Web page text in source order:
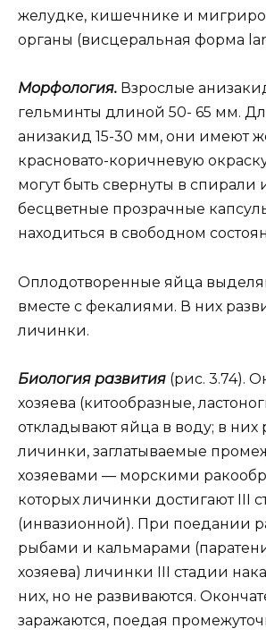
желудке, кишечнике и
органы (висцеральная форма
Морфология. Взрослые
гельминты длиной 50- 65 мм.
анизакид 15-30 мм, они имеют
красновато-коричневую
могут быть свернуты в спирали
бесцветные прозрачные
находиться в свободном
Оплодотворенные яйца
вместе с фекалиями. В них
личинки.
Биология развития (рис. 3.74).
хозяева (китообразные,
откладывают яйца в воду; в них
личинки, заглатываемые
хозяевами — морскими
которых личинки достигают III
(инвазионной). При поедании
рыбами и кальмарами
хозяева) личинки III стадии
них, но не развиваются.
заражаются, поедая